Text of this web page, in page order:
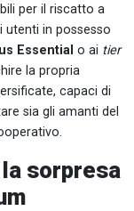
per il riscatto a
utenti in possesso
Essential o ai tier
la propria
capaci di
sia gli amanti del
sorpresa